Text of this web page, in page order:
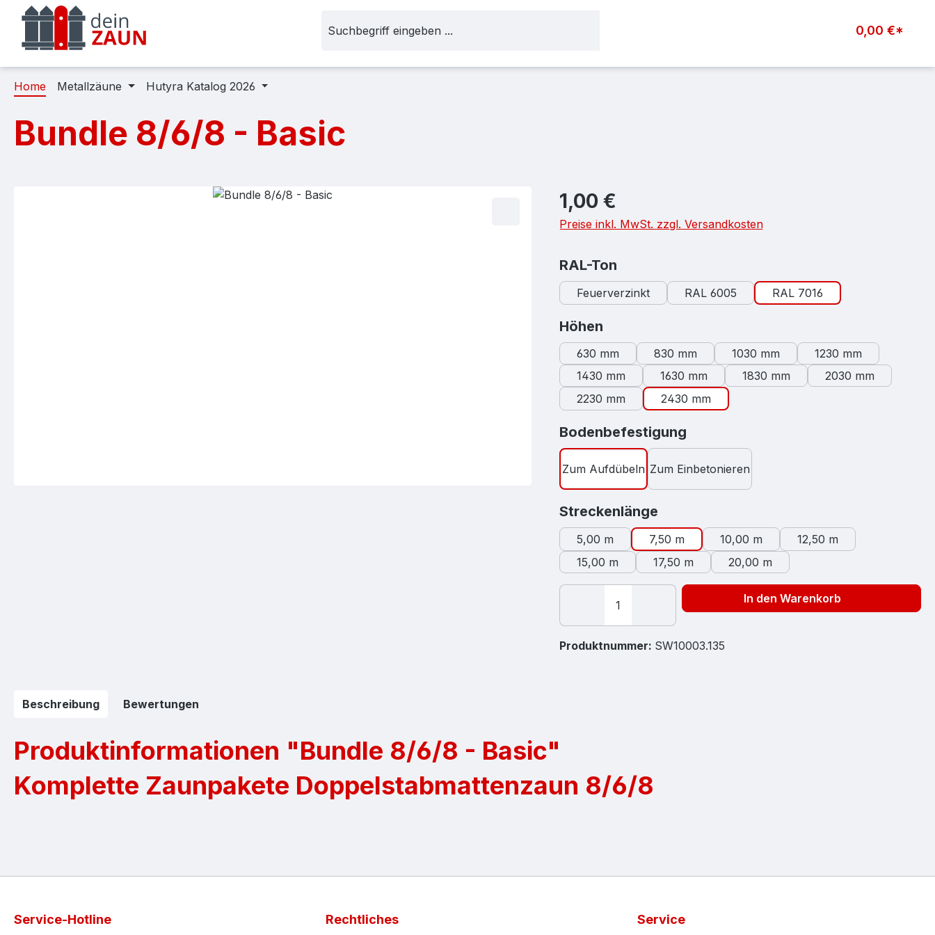
Hauptinhalt springen
Zur Suche springen
Zur Hauptnavigation springen
0,00 €*
Home Metallzäune Hutyra Katalog 2026
Bundle 8/6/8 - Basic
Regulärer Preis:
1,00 €
Preise inkl. MwSt. zzgl. Versandkosten
RAL-Ton
Feuerverzinkt RAL 6005 RAL 7016
Höhen
630 mm 830 mm 1030 mm
1230 mm
1430 mm
1630 mm 1830 mm
2030 mm
2230 mm
2430 mm
Bodenbefestigung
Zum Aufdübeln Zum Einbetonieren
Streckenlänge
5,00 m 7,50 m 10,00 m
12,50 m
15,00 m
17,50 m 20,00 m
In den Warenkorb
Produktnummer: SW10003.135
Beschreibung Bewertungen
Produktinformationen "Bundle 8/6/8 - Basic"
Komplette Zaunpakete Doppelstabmattenzaun 8/6/8
Service-Hotline Rechtliches Service